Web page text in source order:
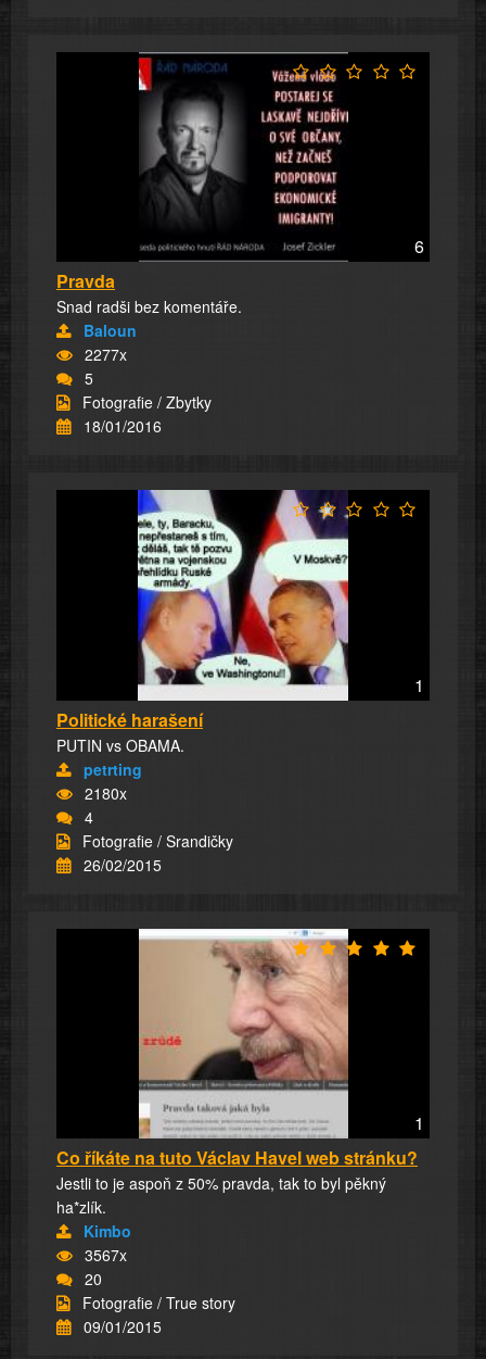
6
Pravda
Snad radši bez komentáře.
Baloun
2277x
5
Fotografie / Zbytky
18/01/2016
1
Politické harašení
PUTIN vs OBAMA.
petrting
2180x
4
Fotografie / Srandičky
26/02/2015
1
Co říkáte na tuto Václav Havel web stránku?
Jestli to je aspoň z 50% pravda, tak to byl pěkný
ha*zlík.
Kimbo
3567x
20
Fotografie / True story
09/01/2015